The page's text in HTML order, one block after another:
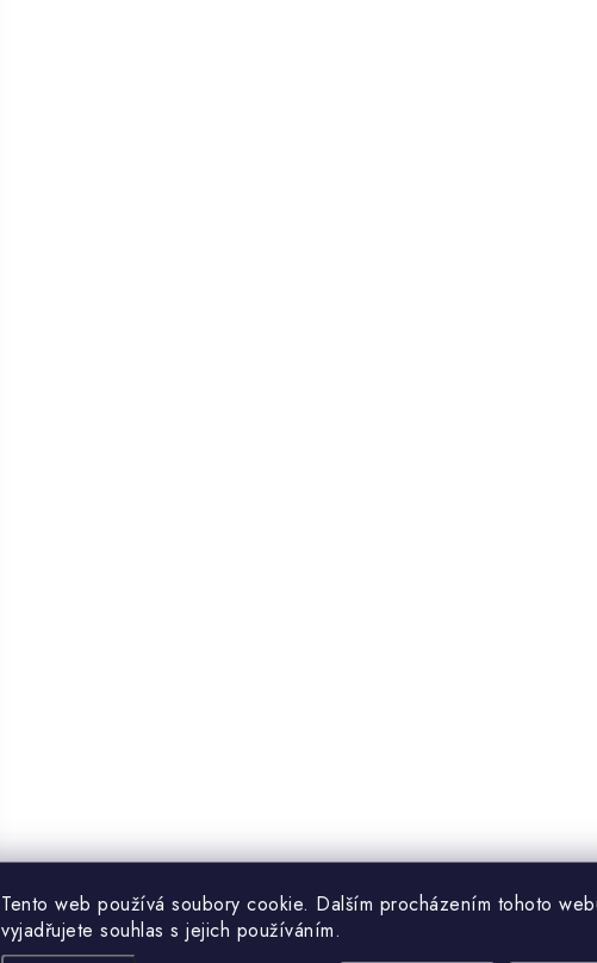
Tento web používá soubory cookie. Dalším procházením tohoto
vyjadřujete souhlas s jejich používáním.